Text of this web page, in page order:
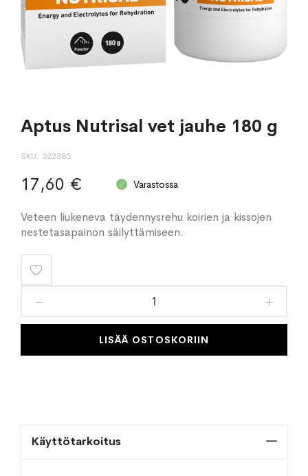
Aptus Nutrisal vet jauhe 180 g
SKU 322385
17,60 € Varastossa
Veteen liukeneva täydennysrehu koirien ja kissojen
nestetasapainon säilyttämiseen.
toivelistaan
LISÄÄ OSTOSKORIIN
Käyttötarkoitus